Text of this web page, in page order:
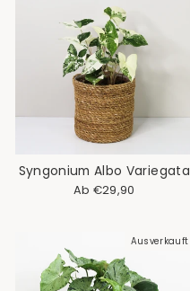
Syngonium Albo Variegata
Normaler
Sonderpreis
Ab €29,90
Ausverkauft